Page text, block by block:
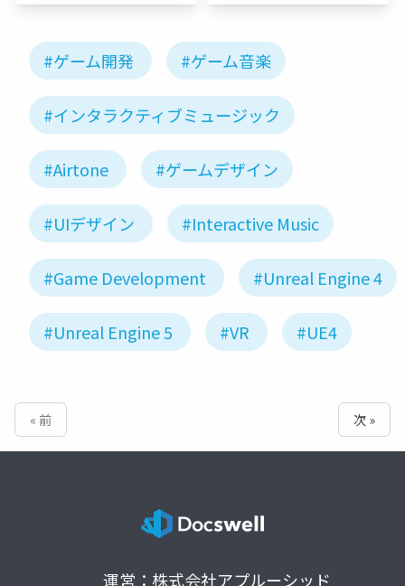
#ゲーム開発 #ゲーム音楽
#インタラクティブミュージック
#Airtone #ゲームデザイン
#UIデザイン #Interactive Music
#Game Development #Unreal Engine 4
#Unreal Engine 5 #VR #UE4
« 前 次 »
運営：株式会社アプルーシッド